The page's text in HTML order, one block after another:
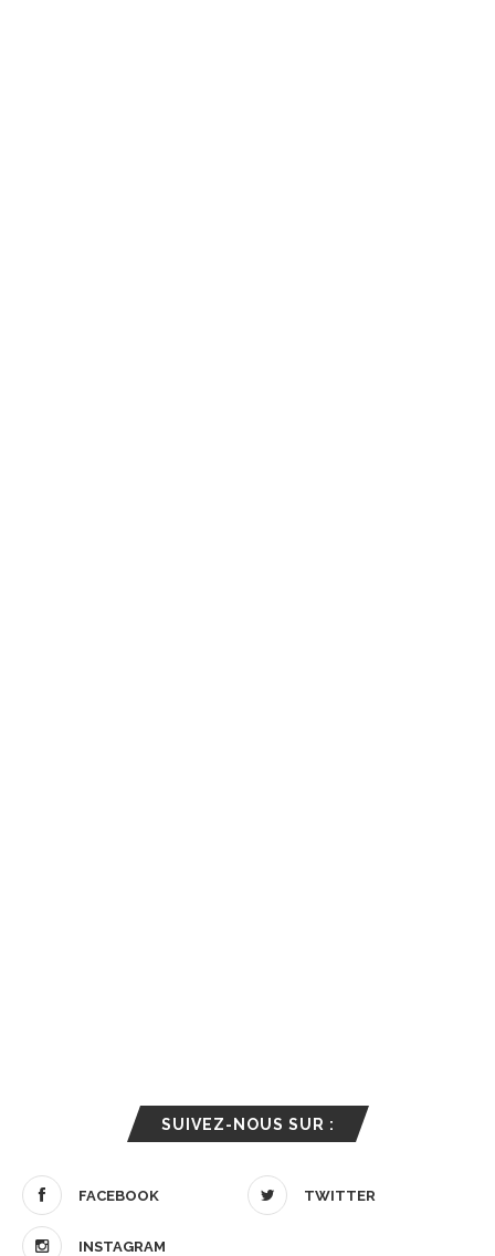
SUIVEZ-NOUS SUR :
FACEBOOK TWITTER
INSTAGRAM